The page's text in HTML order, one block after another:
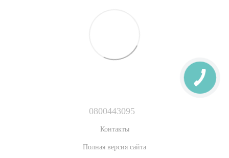
0800443095
Контакты
Полная версия сайта